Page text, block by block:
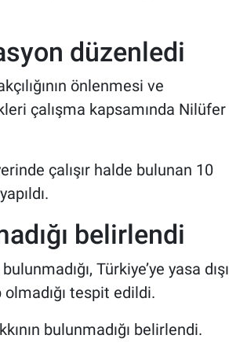
düzenledi
önlenmesi ve
çalışma kapsamında Nilüfer
çalışır halde bulunan 10
belirlendi
Türkiye’ye yasa dışı
olmadığı tespit edildi.
bulunmadığı belirlendi.